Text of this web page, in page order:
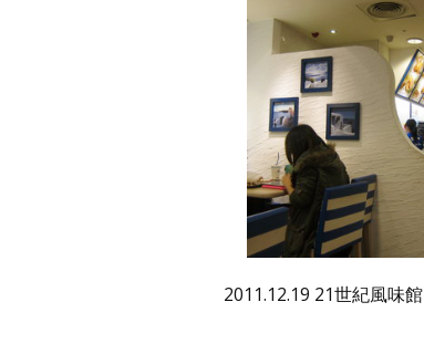
2011.12.19 21世紀風味館